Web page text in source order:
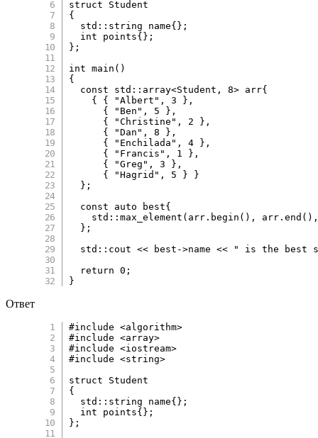
struct
Student
{
  std
:: string name{ } ;
int points{ } ;
} ;
int
main ( )
{
const std :: array<Student , 8> arr{
{
{ "Albert" , 3 } ,
{
"Ben" , 5 } ,
{
"Christine" , 2 } ,
{
"Dan" , 8 } ,
{
"Enchilada" , 4 } ,
{
"Francis" , 1 } ,
{
"Greg" , 3 } ,
{
"Hagrid" , 5 }
}
} ;
const
auto best{
    std
::max_element ( arr . begin ( ) , arr .end ( )
} ;
  std
:: cout << best ->name <<
" is the best
return
0 ;
}
Ответ
#include
<algorithm>
#include
<array>
#include
<iostream>
#include
<string>
struct
Student
{
  std
:: string name{ } ;
int points{ } ;
} ;